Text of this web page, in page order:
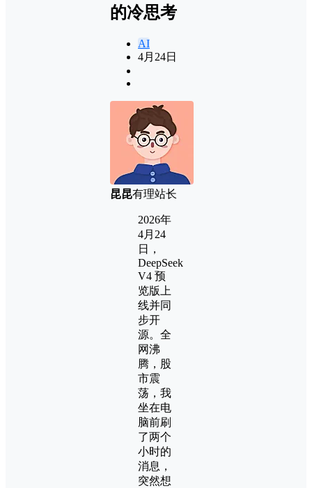
的冷思考
AI
4月24日
昆昆有理站长
2026年
4月24
日，
DeepSeek
V4 预
览版上
线并同
步开
源。全
网沸
腾，股
市震
荡，我
坐在电
脑前刷
了两个
小时的
消息，
突然想